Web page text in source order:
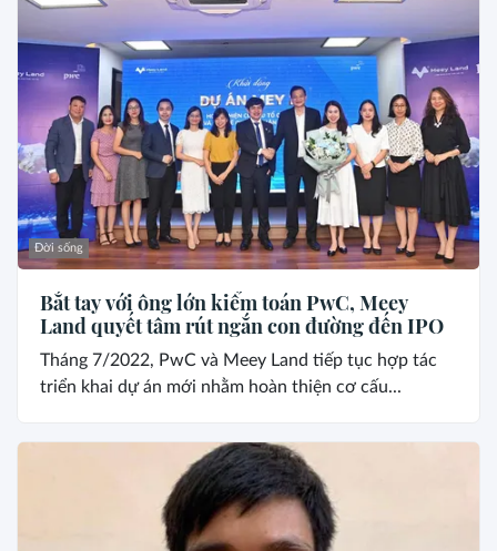
Đời sống
Bắt tay với ông lớn kiểm toán PwC, Meey
Land quyết tâm rút ngắn con đường đến IPO
Tháng 7/2022, PwC và Meey Land tiếp tục hợp tác
triển khai dự án mới nhằm hoàn thiện cơ cấu...